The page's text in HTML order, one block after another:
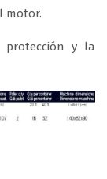
motor.
protección y la